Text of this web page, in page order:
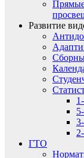
Развитие
ГТО